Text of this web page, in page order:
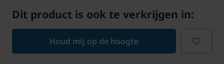
Dit product is ook te verkrijgen in:
Houd mij op de hoogte